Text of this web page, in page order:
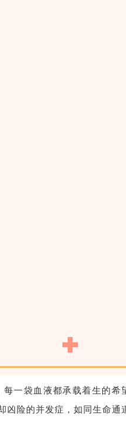
每一袋血液都承载着生的
凶险的并发症，如同生命